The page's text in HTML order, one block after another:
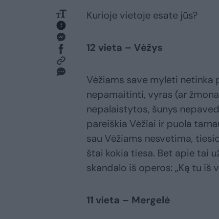
Kurioje vietoje esate jūs?
12 vieta – Vėžys
Vėžiams save mylėti netinka
nepamaitinti, vyras (ar
nepalaistytos, šunys
pareiškia Vėžiai ir puola
sau Vėžiams nesvetima,
štai kokia tiesa. Bet apie tai
skandalo iš operos: „Ką tu iš
11 vieta – Mergelė